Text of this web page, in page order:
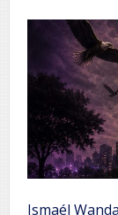
Ismaél